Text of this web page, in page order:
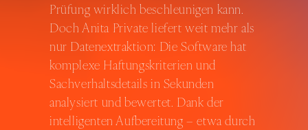
Prüfung wirklich beschleunigen kann.
Doch Anita Private liefert weit mehr als
nur Datenextraktion: Die Software hat
komplexe Haftungskriterien und
Sachverhaltsdetails in Sekunden
analysiert und bewertet. Dank der
intelligenten Aufbereitung – etwa durch